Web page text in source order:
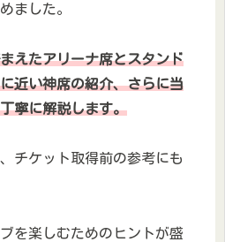
ました。
えたアリーナ席とスタンド
近い神席の紹介、さらに当
寧に解説します。
チケット取得前の参考にも
を楽しむためのヒントが盛